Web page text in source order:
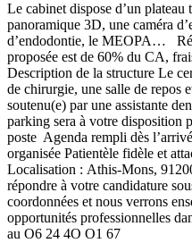
Le cabinet dispose d’un
panoramique 3D, une caméra
d’endodontie, le MEOPA…
proposée est de 60% du CA,
Description de la structure Le
de chirurgie, une salle de repos
soutenu(e) par une assistante
parking sera à votre disposition
poste Agenda rempli dès
organisée Patientèle fidèle et
Localisation : Athis-Mons,
répondre à votre candidature
coordonnées et nous verrons
opportunités professionnelles
au O6 24 4O O1 67